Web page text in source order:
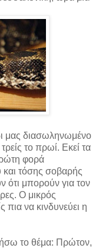
μας διασωληνωμένο
το πρωί. Εκεί τα
φορά
και τόσης σοβαρής
ότι μπορούν για τον
Ο μικρός
πια να κινδυνεύει η
το θέμα: Πρώτον,